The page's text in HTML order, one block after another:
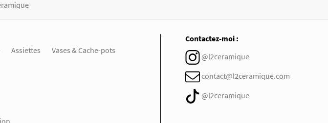
Assiettes
Vases & Cache-pots
Contactez-moi :
@l2ceramique
contact@l2ceramique.com
@l2ceramique